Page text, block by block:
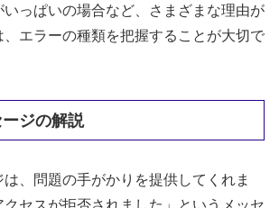
っぱいの場合など、さまざまな理由が
、エラーの種類を把握することが大切で
ジの解説
、問題の手がかりを提供してくれま
セスが拒否されました」というメッセ